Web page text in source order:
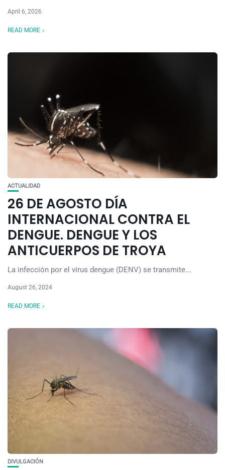
April 6, 2026
READ MORE
ACTUALIDAD
26 DE AGOSTO DÍA
INTERNACIONAL CONTRA EL
DENGUE. DENGUE Y LOS
ANTICUERPOS DE TROYA
La infección por el virus dengue (DENV) se transmite...
August 26, 2024
READ MORE
DIVULGACIÓN